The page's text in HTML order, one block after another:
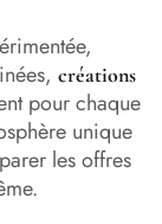
créations
pour chaque
unique
les offres